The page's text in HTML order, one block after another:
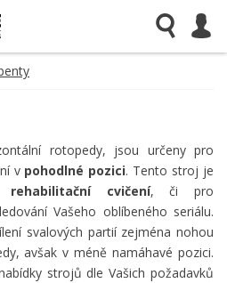
rotopedy, jsou určeny pro
v pohodlné pozici. Tento stroj je
rehabilitační cvič ení, či pro
Vašeho oblíbeného seriálu.
svalových partií zejména nohou
avšak v méně namáhavé pozici.
strojů dle Vašich požadavků